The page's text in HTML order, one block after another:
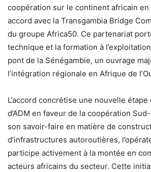
coopération sur le continent africain en
accord avec la Transgambia Bridge
du groupe Africa50. Ce partenariat
technique et la formation à
pont de la Sénégambie, un ouvrage
l’intégration régionale en Afrique de
L’accord concrétise une nouvelle étape
d’ADM en faveur de la coopération
son savoir-faire en matière de
d’infrastructures autoroutières,
participe activement à la montée en
acteurs africains du secteur. Cette